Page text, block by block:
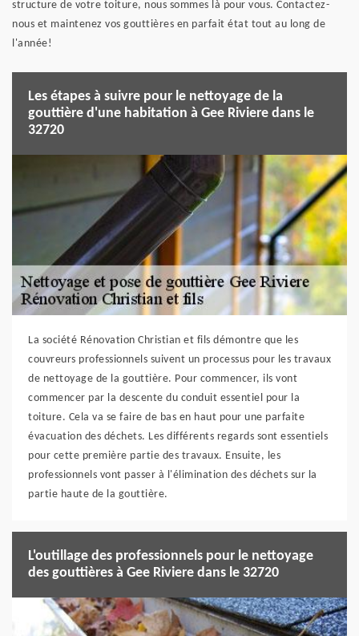
structure de votre toiture, nous sommes là pour vous. Contactez-
nous et maintenez vos gouttières en parfait état tout au long de
l'année!
Les étapes à suivre pour le nettoyage de la
gouttière d'une habitation à Gee Riviere dans le
32720
La société Rénovation Christian et fils démontre que les
couvreurs professionnels suivent un processus pour les travaux
de nettoyage de la gouttière. Pour commencer, ils vont
commencer par la descente du conduit essentiel pour la
toiture. Cela va se faire de bas en haut pour une parfaite
évacuation des déchets. Les différents regards sont essentiels
pour cette première partie des travaux. Ensuite, les
professionnels vont passer à l'élimination des déchets sur la
partie haute de la gouttière.
L'outillage des professionnels pour le nettoyage
des gouttières à Gee Riviere dans le 32720